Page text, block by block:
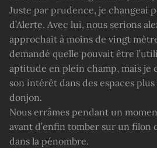
Juste par prudence, je changeai
d’Alerte. Avec lui, nous serions
approchait à moins de vingt
demandé quelle pouvait être
aptitude en plein champ, mais je
son intérêt dans des espaces
donjon.
Nous errâmes pendant un
avant d’enfin tomber sur un filon
dans la pénombre.